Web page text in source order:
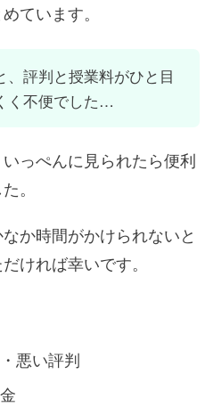
ています。
、評判と授業料がひと目
く不便でした…
っぺんに見られたら便利
。
か時間がかけられないと
ければ幸いです。
悪い評判